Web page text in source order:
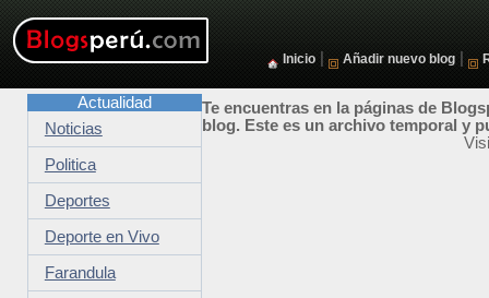
Inicio Añadir nuevo blog
Te encuentras en la páginas de
blog. Este es un archivo temporal y
Actualidad
Noticias
Politica
Deportes
Deporte en Vivo
Farandula